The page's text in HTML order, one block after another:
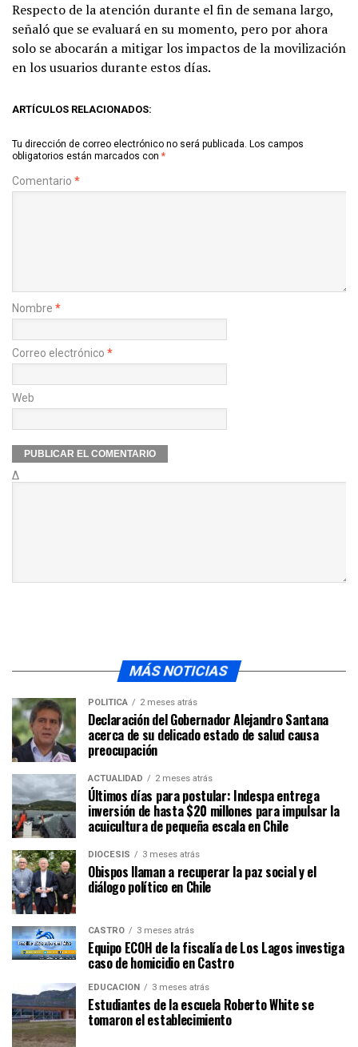
Respecto de la atención durante el fin de semana largo,
señaló que se evaluará en su momento, pero por ahora
solo se abocarán a mitigar los impactos de la movilización
en los usuarios durante estos días.
ARTÍCULOS RELACIONADOS:
Tu dirección de correo electrónico no será publicada. Los campos
obligatorios están marcados con *
Comentario *
Nombre *
Correo electrónico *
Web
Δ
MÁS NOTICIAS
POLÍTICA 2 meses atrás
Declaración del Gobernador Alejandro Santana
acerca de su delicado estado de salud causa
preocupación
ACTUALIDAD 2 meses atrás
Últimos días para postular: Indespa entrega
inversión de hasta $20 millones para impulsar la
acuicultura de pequeña escala en Chile
DIÓCESIS 3 meses atrás
Obispos llaman a recuperar la paz social y el
diálogo político en Chile
CASTRO 3 meses atrás
Equipo ECOH de la fiscalía de Los Lagos investiga
caso de homicidio en Castro
EDUCACIÓN 3 meses atrás
Estudiantes de la escuela Roberto White se
tomaron el establecimiento